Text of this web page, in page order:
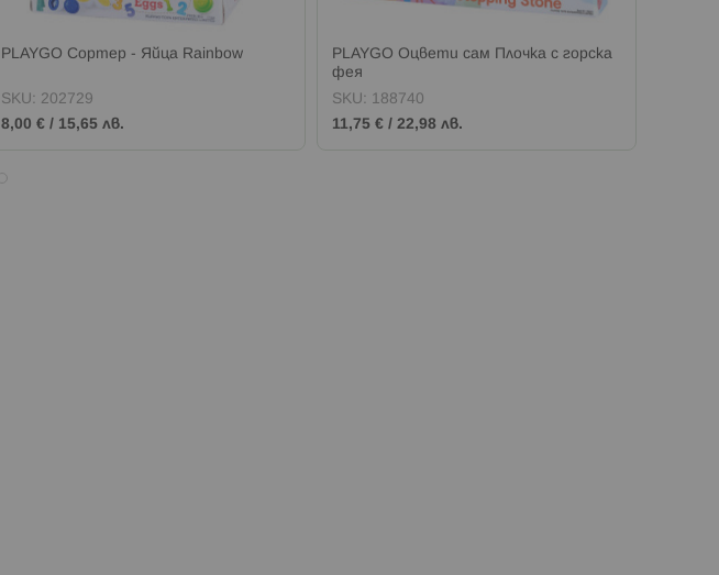
PLAYGO Сортер - Яйца Rainbow
SKU: 202729
8,00 € / 15,65 лв.
PLAYGO Оцвети сам Плочка с горска
фея
SKU: 188740
11,75 € / 22,98 лв.